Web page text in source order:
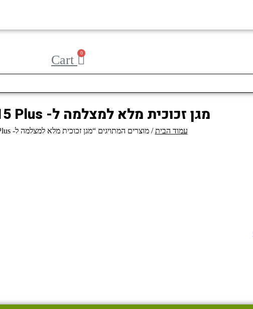
0
Cart
מגן זכוכית מלא למצלמה ל- iPhone 15/15 Plus
עמוד הבית/ מוצרים המתויגים “מגן זכוכית מלא למצלמה ל- iPhone 15/15 Plus”